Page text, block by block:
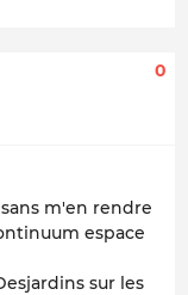
0
m'en rendre
espace
sur les